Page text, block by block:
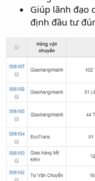
Giúp lãnh đạo
định đầu tư